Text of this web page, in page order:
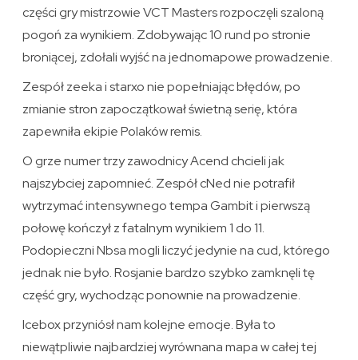
części gry mistrzowie VCT Masters rozpoczęli szaloną
pogoń za wynikiem. Zdobywając 10 rund po stronie
broniącej, zdołali wyjść na jednomapowe prowadzenie.
Zespół zeeka i starxo nie popełniając błędów, po
zmianie stron zapoczątkował świetną serię, która
zapewniła ekipie Polaków remis.
O grze numer trzy zawodnicy Acend chcieli jak
najszybciej zapomnieć. Zespół cNed nie potrafił
wytrzymać intensywnego tempa Gambit i pierwszą
połowę kończył z fatalnym wynikiem 1 do 11.
Podopieczni Nbsa mogli liczyć jedynie na cud, którego
jednak nie było. Rosjanie bardzo szybko zamknęli tę
część gry, wychodząc ponownie na prowadzenie.
Icebox przyniósł nam kolejne emocje. Była to
niewątpliwie najbardziej wyrównana mapa w całej tej